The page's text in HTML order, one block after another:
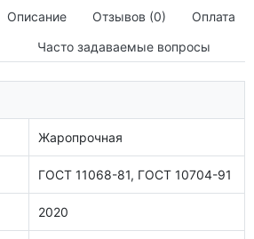
Описание Отзывов (0)
Оплата
Часто задаваемые вопросы
Жаропрочная
ГОСТ 11068-81, ГОСТ 10704-91
2020